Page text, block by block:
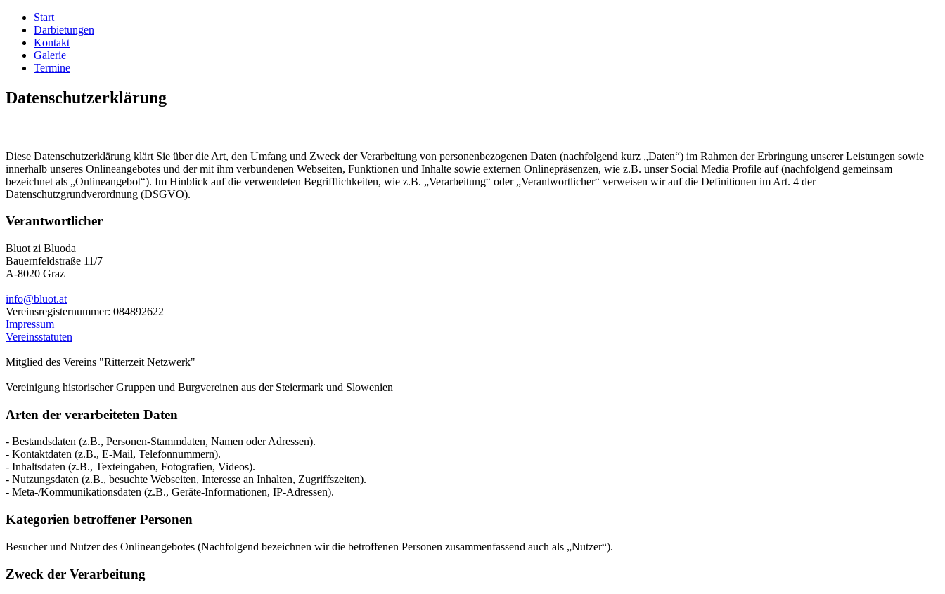
Start
Darbietungen
Kontakt
Galerie
Termine
Datenschutzerklärung
Diese Datenschutzerklärung klärt Sie über die Art, den Umfang und Zweck der Verarbeitung von personenbezogenen Daten (nachfolgend kurz „Daten“) im Rahmen der Erbringung unserer Leistungen sowie
innerhalb unseres Onlineangebotes und der mit ihm verbundenen Webseiten, Funktionen und Inhalte sowie externen Onlinepräsenzen, wie z.B. unser Social Media Profile auf (nachfolgend gemeinsam
bezeichnet als „Onlineangebot“). Im Hinblick auf die verwendeten Begrifflichkeiten, wie z.B. „Verarbeitung“ oder „Verantwortlicher“ verweisen wir auf die Definitionen im Art. 4 der
Datenschutzgrundverordnung (DSGVO).
Verantwortlicher
Bluot zi Bluoda
Bauernfeldstraße 11/7
A-8020 Graz
info@bluot.at
Vereinsregisternummer: 084892622
Impressum
Vereinsstatuten
Mitglied des Vereins "Ritterzeit Netzwerk"
Vereinigung historischer Gruppen und Burgvereinen aus der Steiermark und Slowenien
Arten der verarbeiteten Daten
- Bestandsdaten (z.B., Personen-Stammdaten, Namen oder Adressen).
- Kontaktdaten (z.B., E-Mail, Telefonnummern).
- Inhaltsdaten (z.B., Texteingaben, Fotografien, Videos).
- Nutzungsdaten (z.B., besuchte Webseiten, Interesse an Inhalten, Zugriffszeiten).
- Meta-/Kommunikationsdaten (z.B., Geräte-Informationen, IP-Adressen).
Kategorien betroffener Personen
Besucher und Nutzer des Onlineangebotes (Nachfolgend bezeichnen wir die betroffenen Personen zusammenfassend auch als „Nutzer“).
Zweck der Verarbeitung